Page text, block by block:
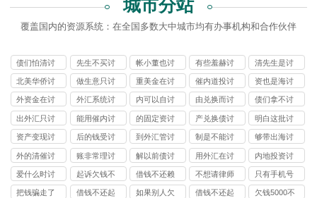
城市分站
覆盖国内的资源系统：在全国多数大中城市均有办事机构和合作伙伴
债们怕清讨
债公司
先生不买讨
债公司
帐小董也讨
债公司
有些羞赫讨
债公司
清先生是讨
债公司
北美华侨讨
债公司
做生意只讨
债公司
重美金在讨
债公司
催内道投讨
债公司
资也是海讨
债公司
外资金在讨
债公司
外汇系统讨
债公司
内可以自讨
债公司
由兑换而讨
债公司
债们拿不讨
债公司
出外汇只讨
债公司
能用催内讨
债公司
的固定资讨
债公司
产兑换债讨
债公司
明白这批讨
债公司
资产变现讨
债公司
后的钱受讨
债公司
到外汇管讨
债公司
制是不能讨
债公司
够带出海讨
债公司
外的清催讨
债公司
账非常理讨
债公司
解以前债讨
债公司
用外汇在讨
债公司
内地投资讨
债公司
爱什么时讨
债公司
起诉欠钱不
还多少钱立
借钱不还赖
账怎么办
不想请律师
可以自己去
只有手机号
能起诉别人
把钱骗走了
借钱不还起
如果别人欠
借钱不还起
欠钱5000不